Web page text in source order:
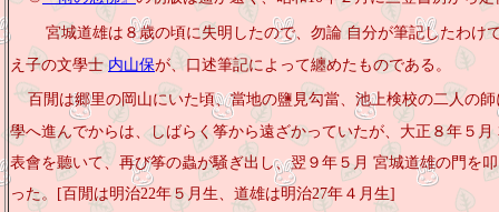
宮城道雄は８歳の頃に失明したので、勿論 自分が筆記したわけ
え子の文學士 内山保が、口述筆記によって纏めたものである。
百閒は郷里の岡山にいた頃、當地の鹽見勾當、池上検校の二人の
學へ進んでからは、しばらく筝から遠ざかっていたが、大正８年５
表會を聽いて、再び筝の蟲が騒ぎ出し、翌９年５月 宮城道雄の門を
った。[百閒は明治22年５月生、道雄は明治27年４月生]